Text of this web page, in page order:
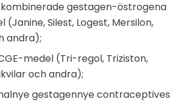
gestagen-östrogena
(Janine, Silest, Logest, Mersilon,
andra);
medel (Tri-regol, Triziston,
och andra);
gestagennye contraceptives